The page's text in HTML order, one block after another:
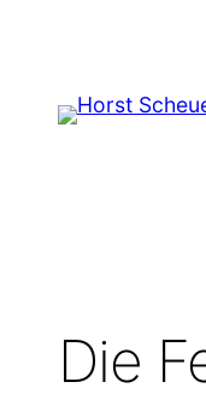
springen
Die